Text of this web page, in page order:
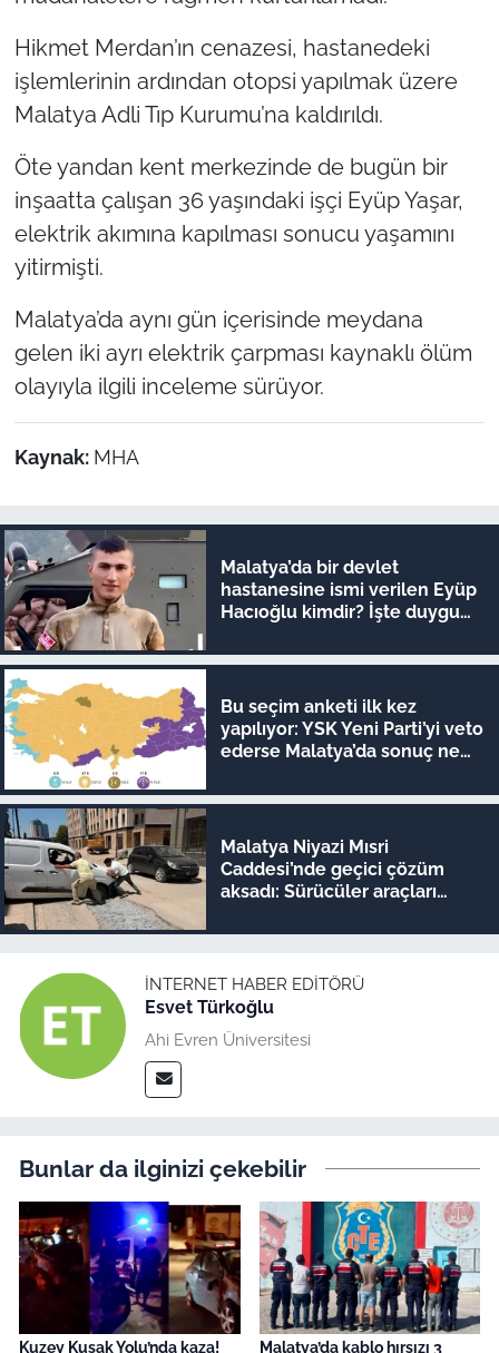
Hikmet Merdan’ın cenazesi, hastanedeki
işlemlerinin ardından otopsi yapılmak üzere
Malatya Adli Tıp Kurumu’na kaldırıldı.
Öte yandan kent merkezinde de bugün bir
inşaatta çalışan 36 yaşındaki işçi Eyüp Yaşar,
elektrik akımına kapılması sonucu yaşamını
yitirmişti.
Malatya’da aynı gün içerisinde meydana
gelen iki ayrı elektrik çarpması kaynaklı ölüm
olayıyla ilgili inceleme sürüyor.
Kaynak: MHA
Malatya’da bir devlet
hastanesine ismi verilen Eyüp
Hacıoğlu kimdir? İşte duygu
Bu seçim anketi ilk kez
yapılıyor: YSK Yeni Parti’yi veto
ederse Malatya’da sonuç ne
Malatya Niyazi Mısri
Caddesi’nde geçici çözüm
aksadı: Sürücüler araçları
İNTERNET HABER EDITÖRÜ
Esvet Türkoğlu
Ahi Evren Üniversitesi
Bunlar da ilginizi çekebilir
Kuzey Kuşak Yolu’nda kaza!
Malatya’da kablo hırsızı 3